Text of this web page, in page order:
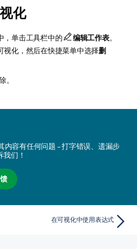
化
，单击工具栏中的 编辑工作表。
视化，然后在快捷菜单中选择删
。
内容有任何问题 – 打字错误、遗漏步
我们！
在可视化中使用表达式